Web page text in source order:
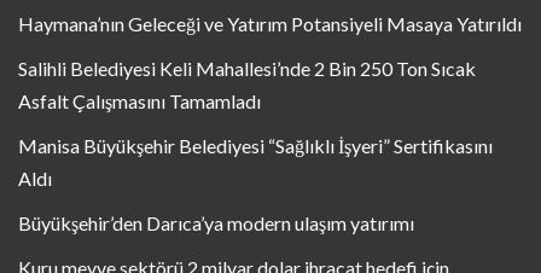
Haymana’nın Geleceği ve Yatırım Potansiyeli Masaya Yatırıldı
Salihli Belediyesi Keli Mahallesi’nde 2 Bin 250 Ton Sıcak
Asfalt Çalışmasını Tamamladı
Manisa Büyükşehir Belediyesi “Sağlıklı İşyeri” Sertifikasını
Aldı
Büyükşehir’den Darıca’ya modern ulaşım yatırımı
Kuru meyve sektörü 2 milyar dolar ihracat hedefi için